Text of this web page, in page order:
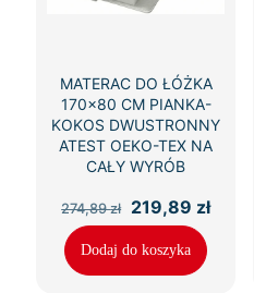
MATERAC DO ŁÓŻKA
170×80 CM PIANKA-
KOKOS DWUSTRONNY
ATEST OEKO-TEX NA
CAŁY WYRÓB
274,89zł
Pierwotna
cena
wynosiła:
274,89 zł.
219,89 zł
Dodaj do koszyka